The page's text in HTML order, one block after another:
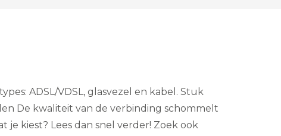
ADSL/VDSL, glasvezel en kabel. Stuk
De kwaliteit van de verbinding schommelt
kiest? Lees dan snel verder! Zoek ook